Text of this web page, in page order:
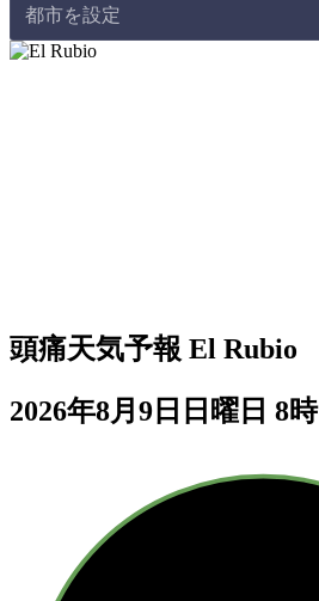
都市を設定
頭痛天気予報 El Rubio
2026年8月9日日曜日 8時